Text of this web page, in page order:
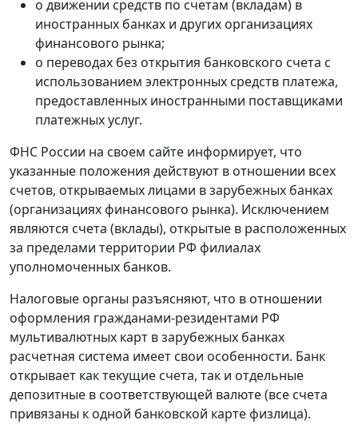
о движении средств по счетам (вкладам) в
иностранных банках и других организациях
финансового рынка;
о переводах без открытия банковского счета с
использованием электронных средств платежа,
предоставленных иностранными поставщиками
платежных услуг.
ФНС России на своем сайте информирует, что
указанные положения действуют в отношении всех
счетов, открываемых лицами в зарубежных банках
(организациях финансового рынка). Исключением
являются счета (вклады), открытые в расположенных
за пределами территории РФ филиалах
уполномоченных банков.
Налоговые органы разъясняют, что в отношении
оформления гражданами-резидентами РФ
мультивалютных карт в зарубежных банках
расчетная система имеет свои особенности. Банк
открывает как текущие счета, так и отдельные
депозитные в соответствующей валюте (все счета
привязаны к одной банковской карте физлица).